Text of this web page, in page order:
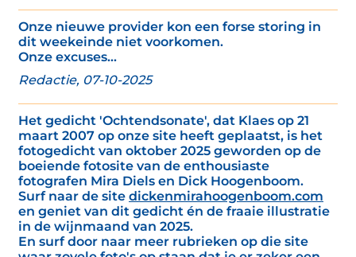
Onze nieuwe provider kon een forse storing in
dit weekeinde niet voorkomen.
Onze excuses...
Redactie, 07-10-2025
Het gedicht 'Ochtendsonate', dat Klaes op 21
maart 2007 op onze site heeft geplaatst, is het
fotogedicht van oktober 2025 geworden op de
boeiende fotosite van de enthousiaste
fotografen Mira Diels en Dick Hoogenboom.
Surf naar de site dickenmirahoogenboom.com
en geniet van dit gedicht én de fraaie illustratie
in de wijnmaand van 2025.
En surf door naar meer rubrieken op die site